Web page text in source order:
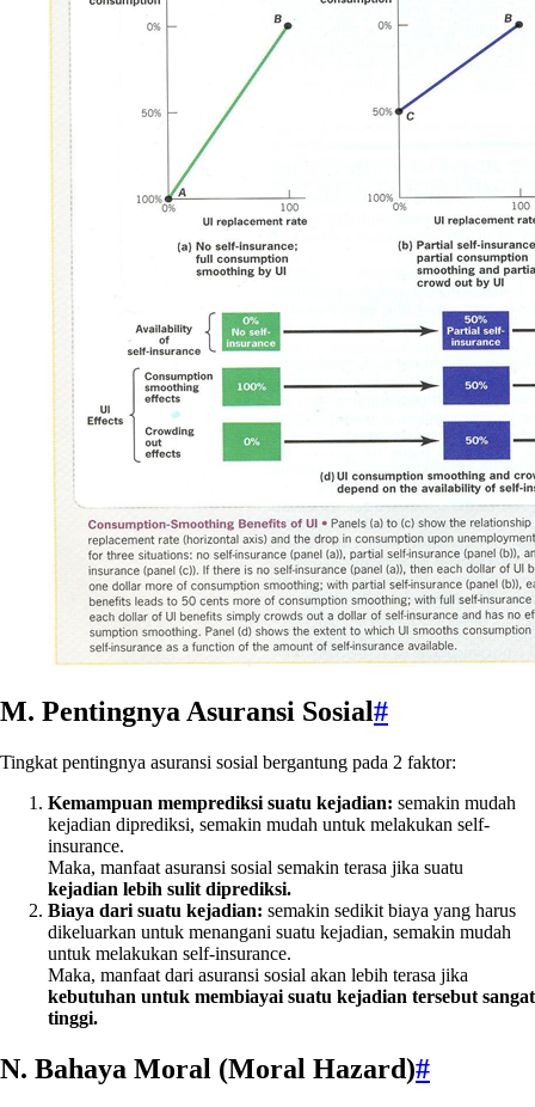
M. Pentingnya Asuransi Sosial#
Tingkat pentingnya asuransi sosial bergantung pada 2 faktor:
Kemampuan memprediksi suatu kejadian: semakin mudah
kejadian diprediksi, semakin mudah untuk melakukan self-
insurance.
Maka, manfaat asuransi sosial semakin terasa jika suatu
kejadian lebih sulit diprediksi.
Biaya dari suatu kejadian: semakin sedikit biaya yang harus
dikeluarkan untuk menangani suatu kejadian, semakin mudah
untuk melakukan self-insurance.
Maka, manfaat dari asuransi sosial akan lebih terasa jika
kebutuhan untuk membiayai suatu kejadian tersebut sangat
tinggi.
N. Bahaya Moral (Moral Hazard)#